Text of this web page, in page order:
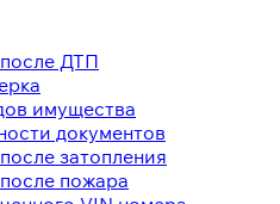
ДТП
имущества
документов
затопления
пожара